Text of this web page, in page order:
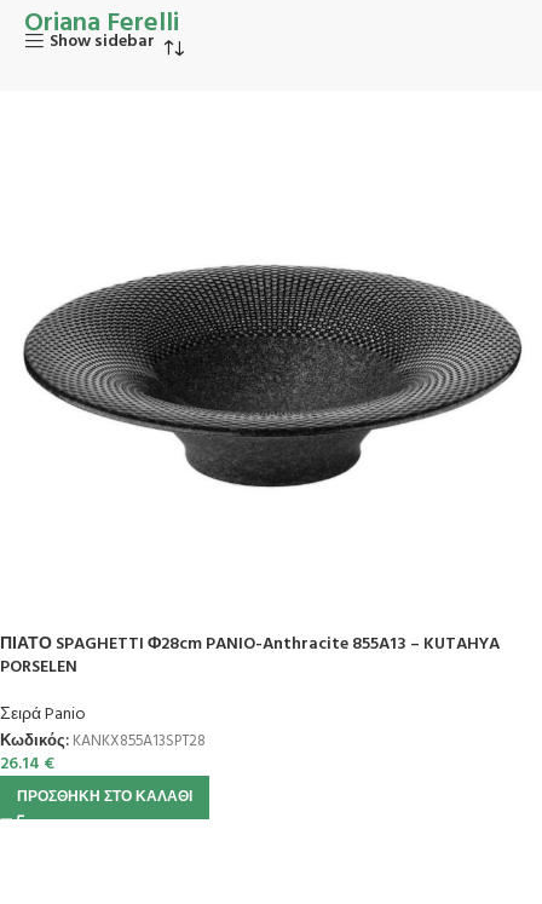
Oriana Ferelli
Show sidebar
ΠΙΑΤΟ SPAGHETTI Φ28cm PANIO-Anthracite 855A13 – KUTAHYA
PORSELEN
Σειρά Panio
Κωδικός: KANKX855A13SPT28
26.14 €
ΠΡΟΣΘΉΚΗ ΣΤΟ ΚΑΛΆΘΙ